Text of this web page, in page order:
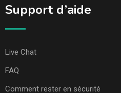
Support d’aide
Live Chat
FAQ
Comment rester en sécurité